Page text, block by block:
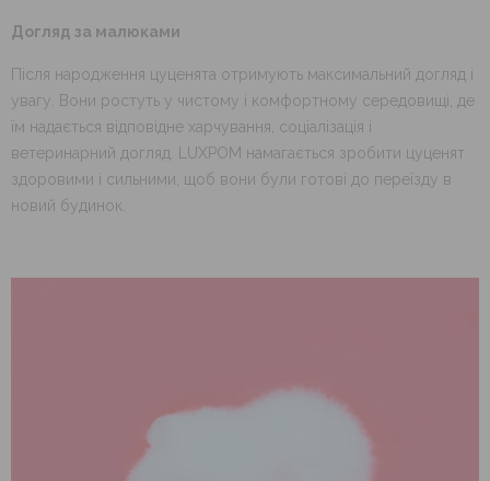
Догляд за малюками
Після народження цуценята отримують максимальний догляд і
увагу. Вони ростуть у чистому і комфортному середовищі, де
їм надається відповідне харчування, соціалізація і
ветеринарний догляд. LUXPOM намагається зробити цуценят
здоровими і сильними, щоб вони були готові до переїзду в
новий будинок.